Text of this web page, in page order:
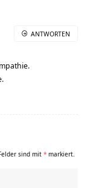
ANTWORTEN
sind mit * markiert.